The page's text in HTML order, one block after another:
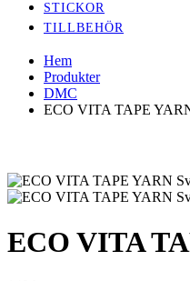
STICKOR
TILLBEHÖR
Hem
Produkter
DMC
ECO VITA TAPE
ECO VITA